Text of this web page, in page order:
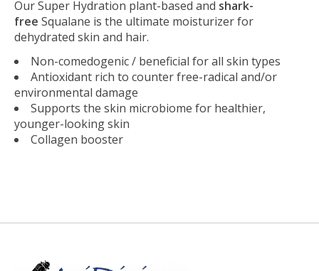
Our Super Hydration plant-based and shark-
free Squalane is the ultimate moisturizer for
dehydrated skin and hair.
Non-comedogenic / beneficial for all skin types
Antioxidant rich to counter free-radical and/or
environmental damage
Supports the skin microbiome for healthier,
younger-looking skin
Collagen booster